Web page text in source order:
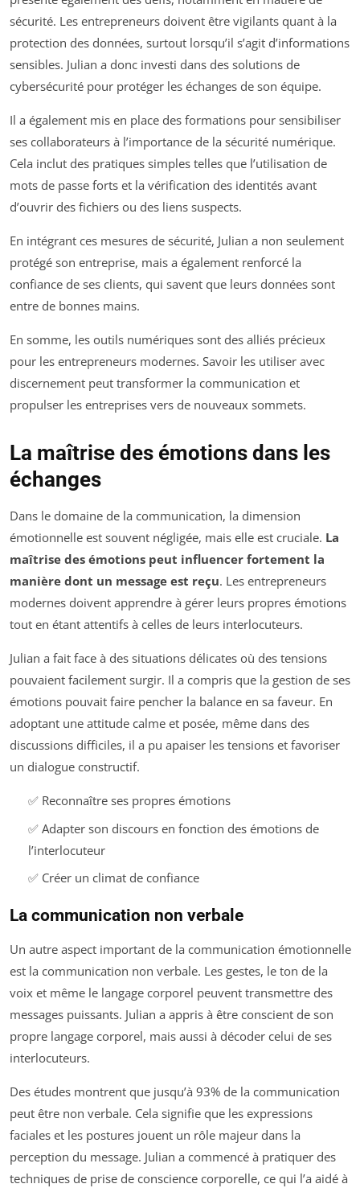
sécurité. Les entrepreneurs doivent être vigilants quant à la
protection des données, surtout lorsqu’il s’agit d’informations
sensibles. Julian a donc investi dans des solutions de
cybersécurité pour protéger les échanges de son équipe.
Il a également mis en place des formations pour sensibiliser
ses collaborateurs à l’importance de la sécurité numérique.
Cela inclut des pratiques simples telles que l’utilisation de
mots de passe forts et la vérification des identités avant
d’ouvrir des fichiers ou des liens suspects.
En intégrant ces mesures de sécurité, Julian a non seulement
protégé son entreprise, mais a également renforcé la
confiance de ses clients, qui savent que leurs données sont
entre de bonnes mains.
En somme, les outils numériques sont des alliés précieux
pour les entrepreneurs modernes. Savoir les utiliser avec
discernement peut transformer la communication et
propulser les entreprises vers de nouveaux sommets.
La maîtrise des émotions dans les
échanges
Dans le domaine de la communication, la dimension
émotionnelle est souvent négligée, mais elle est cruciale. La
maîtrise des émotions peut influencer fortement la
manière dont un message est reçu. Les entrepreneurs
modernes doivent apprendre à gérer leurs propres émotions
tout en étant attentifs à celles de leurs interlocuteurs.
Julian a fait face à des situations délicates où des tensions
pouvaient facilement surgir. Il a compris que la gestion de ses
émotions pouvait faire pencher la balance en sa faveur. En
adoptant une attitude calme et posée, même dans des
discussions difficiles, il a pu apaiser les tensions et favoriser
un dialogue constructif.
✅ Reconnaître ses propres émotions
✅ Adapter son discours en fonction des émotions de
l’interlocuteur
✅ Créer un climat de confiance
La communication non verbale
Un autre aspect important de la communication émotionnelle
est la communication non verbale. Les gestes, le ton de la
voix et même le langage corporel peuvent transmettre des
messages puissants. Julian a appris à être conscient de son
propre langage corporel, mais aussi à décoder celui de ses
interlocuteurs.
Des études montrent que jusqu’à 93% de la communication
peut être non verbale. Cela signifie que les expressions
faciales et les postures jouent un rôle majeur dans la
perception du message. Julian a commencé à pratiquer des
techniques de prise de conscience corporelle, ce qui l’a aidé à